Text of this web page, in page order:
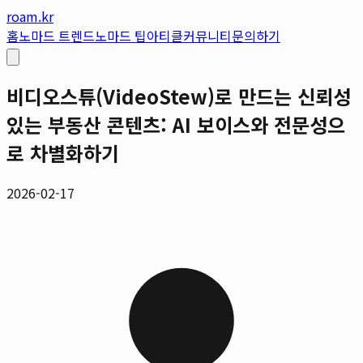
roam.kr
홈노마드 트렌드노마드 팁아티클커뮤니티문의하기
비디오스튜(VideoStew)로 만드는 신뢰성
있는 부동산 콘텐츠: AI 보이스와 전문성으
로 차별화하기
2026-02-17